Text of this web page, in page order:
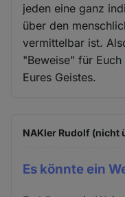
jeden eine ganz
über den
vermittelbar ist.
"Beweise" für
Eures Geistes.
NAKler Rudolf (nicht
Es könnte ein